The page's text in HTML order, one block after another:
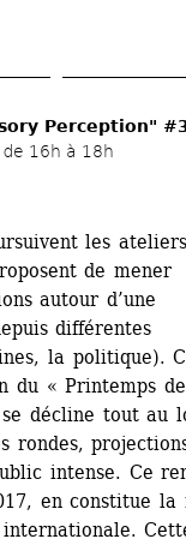
Perception"
16h à 18h
les
de mener
autour d’une
différentes
la politique).
du « Printemps
décline tout au
rondes,
intense. Ce
en constitue la